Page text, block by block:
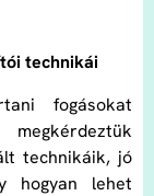
technikái
fogásokat
technikáik, jó
hogyan lehet